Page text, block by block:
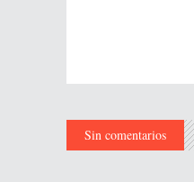
Sin comentarios